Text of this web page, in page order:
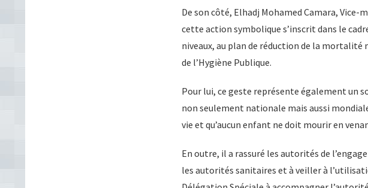
De son côté, Elhadj Mohamed Camara, Vice-
cette action symbolique s’inscrit dans le
niveaux, au plan de réduction de la
de l’Hygiène Publique.
Pour lui, ce geste représente également un
non seulement nationale mais aussi
vie et qu’aucun enfant ne doit mourir en
En outre, il a rassuré les autorités de
les autorités sanitaires et à veiller à